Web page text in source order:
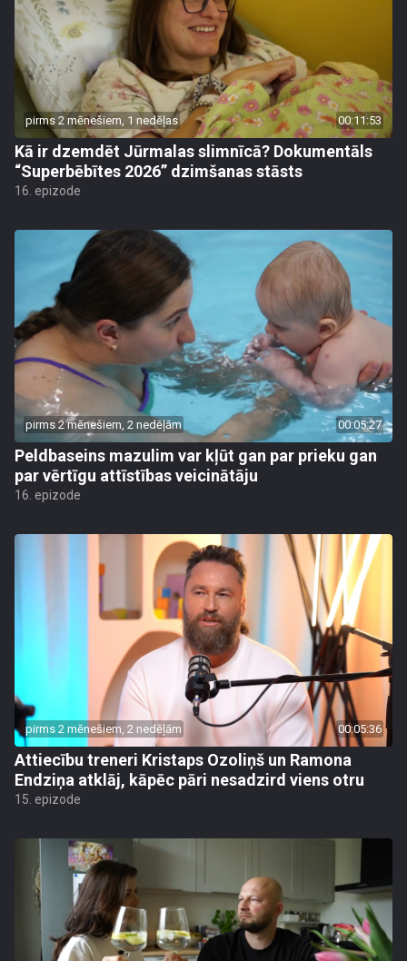
pirms 2 mēnešiem, 1 nedēļas 00:11:53
Kā ir dzemdēt Jūrmalas slimnīcā? Dokumentāls
“Superbēbītes 2026” dzimšanas stāsts
16. epizode
pirms 2 mēnešiem, 2 nedēļām 00:05:27
Peldbaseins mazulim var kļūt gan par prieku gan
par vērtīgu attīstības veicinātāju
16. epizode
pirms 2 mēnešiem, 2 nedēļām 00:05:36
Attiecību treneri Kristaps Ozoliņš un Ramona
Endziņa atklāj, kāpēc pāri nesadzird viens otru
15. epizode